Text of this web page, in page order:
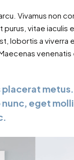
Vivamus non
vitae iaculis
lobortis a viverra
eget